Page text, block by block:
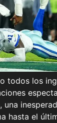
todos los
una
hasta el